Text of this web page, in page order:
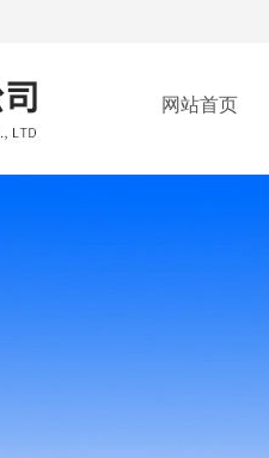
网站首页